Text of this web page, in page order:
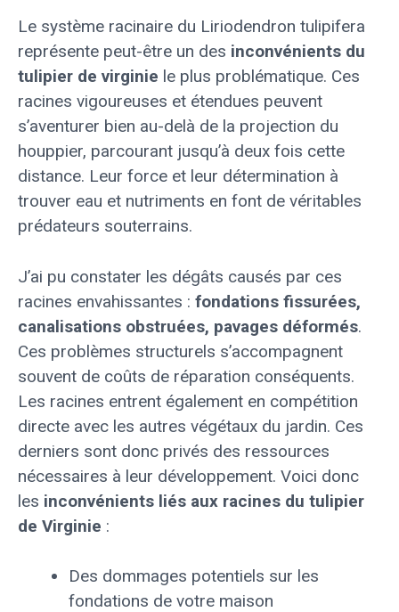
Le système racinaire du Liriodendron tulipifera
représente peut-être un des inconvénients du
tulipier de virginie le plus problématique. Ces
racines vigoureuses et étendues peuvent
s’aventurer bien au-delà de la projection du
houppier, parcourant jusqu’à deux fois cette
distance. Leur force et leur détermination à
trouver eau et nutriments en font de véritables
prédateurs souterrains.
J’ai pu constater les dégâts causés par ces
racines envahissantes : fondations fissurées,
canalisations obstruées, pavages déformés.
Ces problèmes structurels s’accompagnent
souvent de coûts de réparation conséquents.
Les racines entrent également en compétition
directe avec les autres végétaux du jardin. Ces
derniers sont donc privés des ressources
nécessaires à leur développement. Voici donc
les inconvénients liés aux racines du tulipier
de Virginie :
Des dommages potentiels sur les
fondations de votre maison